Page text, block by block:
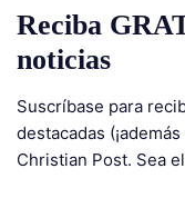
Reciba
noticias
Suscríbase para
destacadas
Christian Post. Sea